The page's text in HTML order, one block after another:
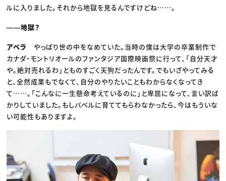
ルに入りました。それから地獄を見るんですけどね……。
――地獄？
アベラ
やっぱり世の中をなめていた。当時の僕は大学の卒業制作で
カナダ・モントリオールのファンタジア国際映画祭に行って、「自分天才
や。絶対売れるわ」とものすごく天狗だったんです。でもいざやってみる
と、全然成果もでなくて、自分のやりたいこともわからなくなってき
て……。「こんなに一生懸命考えているのに」と卑屈になって、言い訳ば
かりしていました。もしバベルに育ててもらわなかったら、今はもういな
い可能性もありますよ。